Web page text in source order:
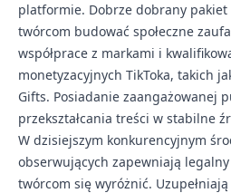
platformie. Dobrze dobrany
twórcom budować społeczne
współprace z markami i
monetyzacyjnych TikToka, takich
Gifts. Posiadanie zaangażowanej
przekształcania treści w stabilne
W dzisiejszym konkurencyjnym
obserwujących zapewniają
twórcom się wyróżnić.